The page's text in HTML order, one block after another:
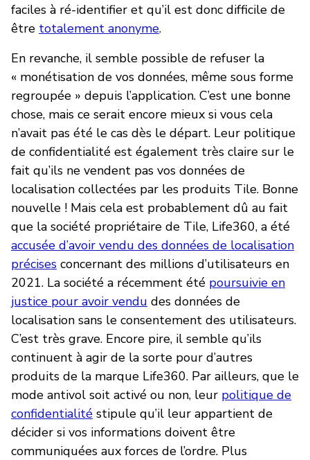
faciles à ré-identifier et qu’il est donc difficile de
être totalement anonyme.
En revanche, il semble possible de refuser la
« monétisation de vos données, même sous forme
regroupée » depuis l’application. C’est une bonne
chose, mais ce serait encore mieux si vous cela
n’avait pas été le cas dès le départ. Leur politique
de confidentialité est également très claire sur le
fait qu’ils ne vendent pas vos données de
localisation collectées par les produits Tile. Bonne
nouvelle ! Mais cela est probablement dû au fait
que la société propriétaire de Tile, Life360, a été
accusée d’avoir vendu des données de localisation
précises concernant des millions d’utilisateurs en
2021. La société a récemment été poursuivie en
justice pour avoir vendu des données de
localisation sans le consentement des utilisateurs.
C’est très grave. Encore pire, il semble qu’ils
continuent à agir de la sorte pour d’autres
produits de la marque Life360. Par ailleurs, que le
mode antivol soit activé ou non, leur politique de
confidentialité stipule qu’il leur appartient de
décider si vos informations doivent être
communiquées aux forces de l’ordre. Plus